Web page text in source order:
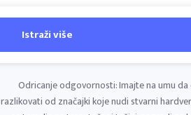
Istraži više
Odricanje odgovornosti: Imajte na umu
razlikovati od značajki koje nudi stvarni